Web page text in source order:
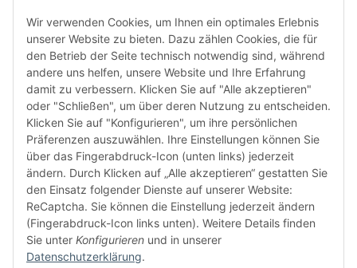
FÜR EUCH UNTERWEGS
Wir verwenden Cookies, um Ihnen ein optimales Erlebnis
unserer Website zu bieten. Dazu zählen Cookies, die für
den Betrieb der Seite technisch notwendig sind, während
andere uns helfen, unsere Website und Ihre Erfahrung
damit zu verbessern. Klicken Sie auf "Alle akzeptieren"
oder "Schließen", um über deren Nutzung zu entscheiden.
Klicken Sie auf "Konfigurieren", um ihre persönlichen
Präferenzen auszuwählen. Ihre Einstellungen können Sie
über das Fingerabdruck-Icon (unten links) jederzeit
ändern. Durch Klicken auf „Alle akzeptieren“ gestatten Sie
den Einsatz folgender Dienste auf unserer Website:
ReCaptcha. Sie können die Einstellung jederzeit ändern
(Fingerabdruck-Icon links unten). Weitere Details finden
Sie unter Konfigurieren und in unserer
Datenschutzerklärung.